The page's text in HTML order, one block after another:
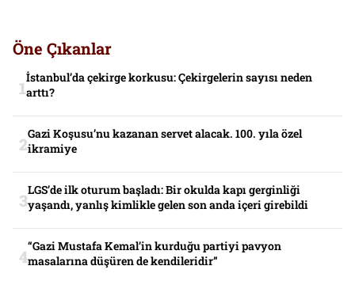
Öne Çıkanlar
İstanbul’da çekirge korkusu: Çekirgelerin sayısı neden
arttı?
Gazi Koşusu’nu kazanan servet alacak. 100. yıla özel
ikramiye
LGS’de ilk oturum başladı: Bir okulda kapı gerginliği
yaşandı, yanlış kimlikle gelen son anda içeri girebildi
“Gazi Mustafa Kemal’in kurduğu partiyi pavyon
masalarına düşüren de kendileridir”